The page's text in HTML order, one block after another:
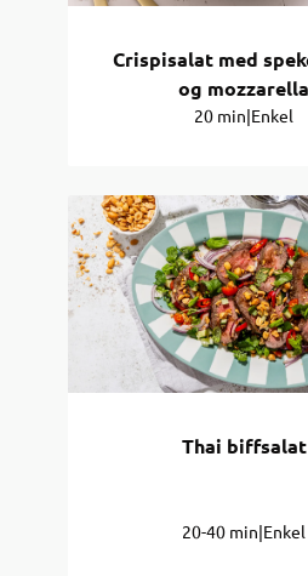
Crispisalat med
og mozzarella
20 min|Enkel
Thai biffsalat
20-40 min|Enkel